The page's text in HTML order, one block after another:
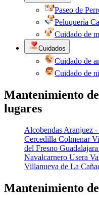
Paseo de
Peluquería
Cuidado de
Cuidados
Cuidado de
Cuidado de
Mantenimiento
lugares
Alcobendas Aranjuez
Cercedilla Colmenar
del Fresno
Navalcarnero Usera
Villanueva de La
Mantenimiento